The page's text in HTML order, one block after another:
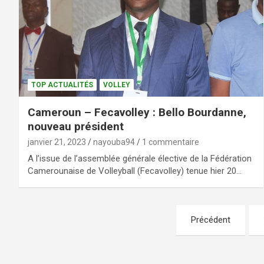
TOP ACTUALITÉS VOLLEY
Cameroun – Fecavolley : Bello Bourdanne,
nouveau président
janvier 21, 2023 nayouba94 1 commentaire
A l’issue de l’assemblée générale élective de la Fédération
Camerounaise de Volleyball (Fecavolley) tenue hier 20…
Précédent